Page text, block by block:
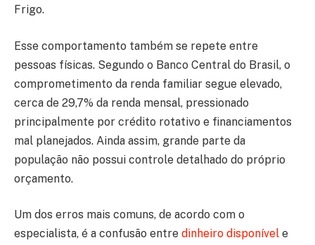
Frigo.
Esse comportamento também se repete entre
pessoas físicas. Segundo o Banco Central do Brasil, o
comprometimento da renda familiar segue elevado,
cerca de 29,7% da renda mensal, pressionado
principalmente por crédito rotativo e financiamentos
mal planejados. Ainda assim, grande parte da
população não possui controle detalhado do próprio
orçamento.
Um dos erros mais comuns, de acordo com o
especialista, é a confusão entre dinheiro disponível e